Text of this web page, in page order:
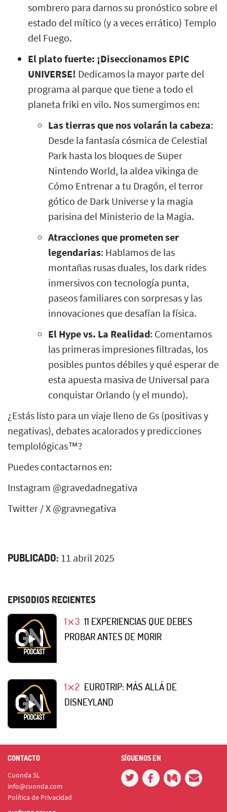
sombrero para darnos su pronóstico sobre el
estado del mítico (y a veces errático) Templo
del Fuego.
El plato fuerte: ¡Diseccionamos EPIC
UNIVERSE! Dedicamos la mayor parte del
programa al parque que tiene a todo el
planeta friki en vilo. Nos sumergimos en:
Lastierras que nos volarán la cabeza:
Desde la fantasía cósmica de Celestial
Park hasta los bloques de Super
Nintendo World, la aldea vikinga de
Cómo Entrenar a tu Dragón, el terror
gótico de Dark Universe y la magia
parisina del Ministerio de la Magia.
Atracciones que prometen ser
legendarias: Hablamos de las
montañas rusas duales, los dark rides
inmersivos con tecnología punta,
paseos familiares con sorpresas y las
innovaciones que desafían la física.
El Hype vs. La Realidad: Comentamos
las primeras impresiones filtradas, los
posibles puntos débiles y qué esperar de
esta apuesta masiva de Universal para
conquistar Orlando (y el mundo).
¿Estás listo para un viaje lleno de Gs (positivas y
negativas), debates acalorados y predicciones
templológicas™?
Puedes contactarnos en:
Instagram @gravedadnegativa
Twitter / X @gravnegativa
PUBLICADO: 11 abril 2025
EPISODIOS RECIENTES
1⨯3 11 EXPERIENCIAS QUE DEBES
PROBAR ANTES DE MORIR
1⨯2 EUROTRIP: MÁS ALLÁ DE
DISNEYLAND
CONTACTO
Cuonda SL
info@cuonda.com
Política de Privacidad
SÍGUENOS EN